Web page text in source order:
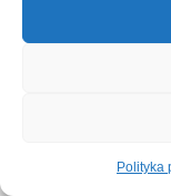
Polityka
Jak